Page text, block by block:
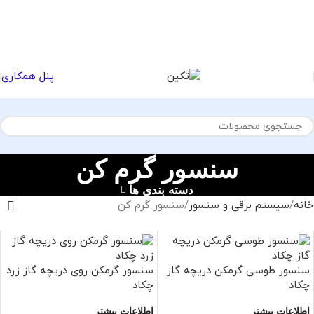
پنل همکاری
سنسور گرم کن
دسته بندی ها
خانه سیستم برقی و سنسور سنسور گرم کن
سنسور طوسی گرمکن دریچه گاز
چکاد
اطلاعات بیشتر
سنسور گرمکن روی دریچه گاز زرد
چکاد
اطلاعات بیشتر